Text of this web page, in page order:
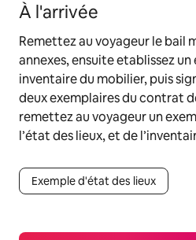
À l'arrivée
Remettez au voyageur le bail
annexes, ensuite etablissez
inventaire du mobilier, puis
deux exemplaires du contrat
remettez au voyageur un
l’état des lieux, et de
Exemple d'état des lieux